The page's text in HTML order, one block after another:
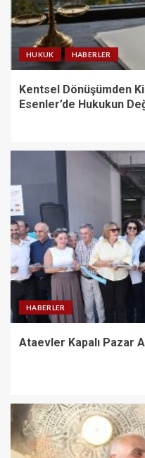
HUKUK HABERLER
Kentsel Dönüşümden
Esenler’de Hukukun
HABERLER
Ataevler Kapalı Pazar